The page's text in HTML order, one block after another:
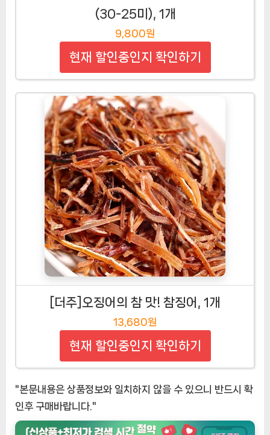
(30-25미), 1개
9,800원
현재 할인중인지 확인하기
[더주]오징어의 참 맛! 참징어, 1개
13,680원
현재 할인중인지 확인하기
"본문내용은 상품정보와 일치하지 않을 수 있으니 반드시 확
인후 구매바랍니다."